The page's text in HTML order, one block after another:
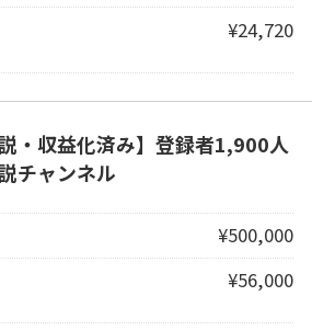
¥24,720
・収益化済み】登録者1,900人
チャンネル
¥500,000
¥56,000